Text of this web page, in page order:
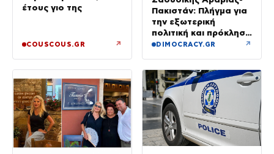
έτους γιο της
COUSCOUS.GR ↗
Πακιστάν: Πλήγμα για
την εξωτερική
πολιτική και πρόκληση
για την Αθήνα, λέει η
DIMOCRACY.GR ↗